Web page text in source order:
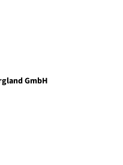
GmbH